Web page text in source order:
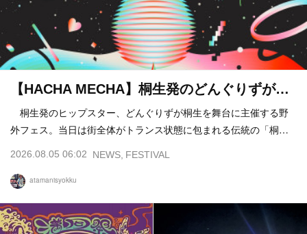
【HACHA MECHA】桐生発のどんぐりずが…
桐生発のヒップスター、どんぐりずが桐生を舞台に主催する野
外フェス。当日は街全体がトランス状態に包まれる伝統の「桐…
2026.08.05 06:02 NEWS FESTIVAL
atamanisyokku